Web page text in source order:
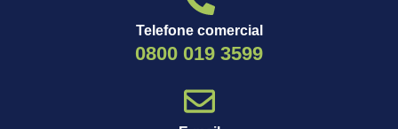
Telefone comercial
0800 019 3599